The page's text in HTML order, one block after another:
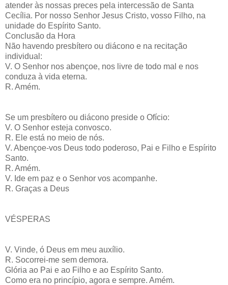
atender às nossas preces pela intercessão de Santa
Cecília. Por nosso Senhor Jesus Cristo, vosso Filho, na
unidade do Espírito Santo.
Conclusão da Hora
Não havendo presbítero ou diácono e na recitação
individual:
V. O Senhor nos abençoe, nos livre de todo mal e nos
conduza à vida eterna.
R. Amém.
Se um presbítero ou diácono preside o Ofício:
V. O Senhor esteja convosco.
R. Ele está no meio de nós.
V. Abençoe-vos Deus todo poderoso, Pai e Filho e Espírito
Santo.
R. Amém.
V. Ide em paz e o Senhor vos acompanhe.
R. Graças a Deus
VÉSPERAS
V. Vinde, ó Deus em meu auxílio.
R. Socorrei-me sem demora.
Glória ao Pai e ao Filho e ao Espírito Santo.
Como era no princípio, agora e sempre. Amém.